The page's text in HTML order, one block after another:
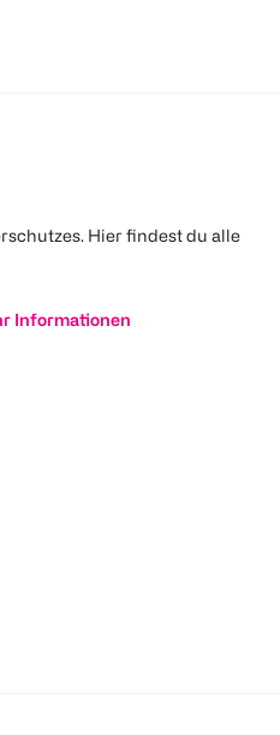
Hier findest du alle
Informationen